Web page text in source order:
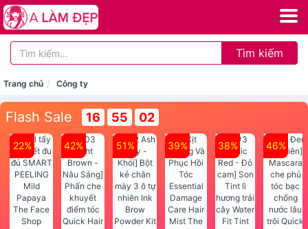
Tìm kiếm
Trang chủ Công ty
Flash Sale 16 55 02
22% 42% 51% 39% 38% 46%